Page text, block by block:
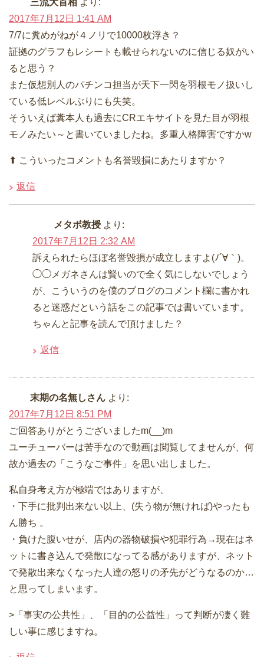
2017年7月12日 1:41 AM
7/7に糞めがねが４ノリで10000枚浮き？
証拠のグラフもレシートも載せられないのに信じる奴がい
ると思う？
また仮想別人のパチンコ担当が天下一閃を羽根モノ扱いし
ている低レベルぶりにも失笑。
そういえば糞本人も過去にCRエキサイトを見た目が羽根
モノみたい～と書いていましたね。多重人格障害ですかw
⬆ こういったコメントも名誉毀損にあたりますか？
返信
メタボ教授 より:
2017年7月12日 2:32 AM
訴えられたらほぼ名誉毀損が成立しますよ(ﾉ´∀｀)。
◯◯メガネさんは賢いので全く気にしないでしょう
が、こういうのを僕のブログのコメント欄に書かれ
ると迷惑だという話をこの記事では書いています。
ちゃんと記事を読んで頂けました？
返信
末期の名無しさん より:
2017年7月12日 8:51 PM
ご回答ありがとうございましたm(__)m
ユーチューバーは苦手なので動画は閲覧してませんが、何
故か過去の「こうなご事件」を思い出しました。
私自身考え方が極端ではありますが、
・下手に批判出来ない以上、(失う物が無ければ)やったも
ん勝ち 。
・負けた腹いせが、店内の器物破損や犯罪行為→現在はネ
ットに書き込んで発散になってる感がありますが、ネット
で発散出来なくなった人達の怒りの矛先がどうなるのか…
と思ってしまいます。
>「事実の公共性」、「目的の公益性」って判断が凄く難
しい事に感じますね。